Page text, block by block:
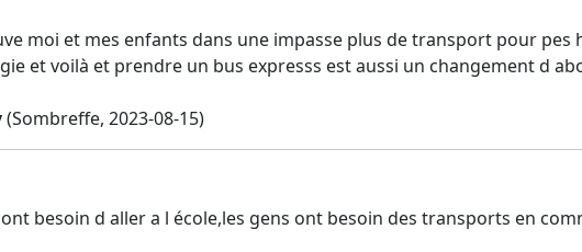
moi et mes enfants dans une impasse plus de transport pour
et voilà et prendre un bus expresss est aussi un changement d
(Sombreffe, 2023-08-15)
besoin d aller a l école,les gens ont besoin des transports en